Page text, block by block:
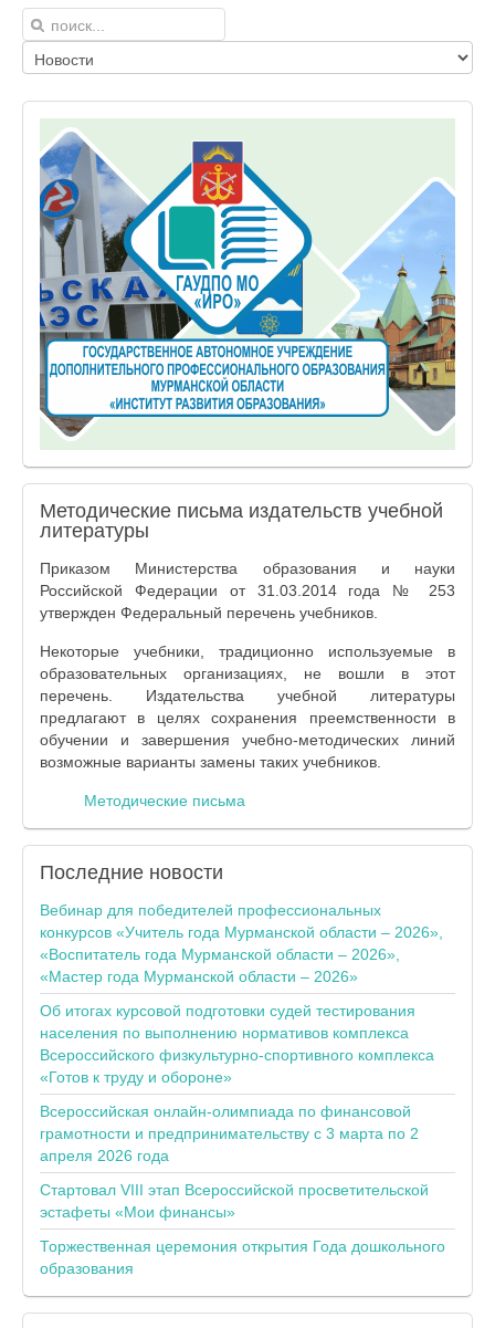
Методические письма издательств учебной
литературы
Приказом Министерства образования и науки
Российской Федерации от 31.03.2014 года № 253
утвержден Федеральный перечень учебников.
Некоторые учебники, традиционно используемые в
образовательных организациях, не вошли в этот
перечень. Издательства учебной литературы
предлагают в целях сохранения преемственности в
обучении и завершения учебно-методических линий
возможные варианты замены таких учебников.
Методические письма
Последние новости
Вебинар для победителей профессиональных
конкурсов «Учитель года Мурманской области – 2026»,
«Воспитатель года Мурманской области – 2026»,
«Мастер года Мурманской области – 2026»
Об итогах курсовой подготовки судей тестирования
населения по выполнению нормативов комплекса
Всероссийского физкультурно-спортивного комплекса
«Готов к труду и обороне»
Всероссийская онлайн-олимпиада по финансовой
грамотности и предпринимательству с 3 марта по 2
апреля 2026 года
Стартовал VIII этап Всероссийской просветительской
эстафеты «Мои финансы»
Торжественная церемония открытия Года дошкольного
образования